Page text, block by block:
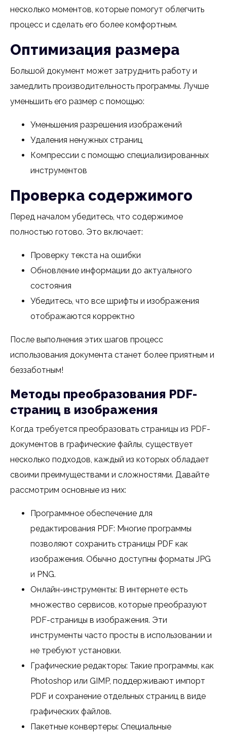
несколько моментов, которые помогут облегчить
процесс и сделать его более комфортным.
Оптимизация размера
Большой документ может затруднить работу и
замедлить производительность программы. Лучше
уменьшить его размер с помощью:
Уменьшения разрешения изображений
Удаления ненужных страниц
Компрессии с помощью специализированных
инструментов
Проверка содержимого
Перед началом убедитесь, что содержимое
полностью готово. Это включает:
Проверку текста на ошибки
Обновление информации до актуального
состояния
Убедитесь, что все шрифты и изображения
отображаются корректно
После выполнения этих шагов процесс
использования документа станет более приятным и
беззаботным!
Методы преобразования PDF-
страниц в изображения
Когда требуется преобразовать страницы из PDF-
документов в графические файлы, существует
несколько подходов, каждый из которых обладает
своими преимуществами и сложностями. Давайте
рассмотрим основные из них:
Программное обеспечение для
редактирования PDF: Многие программы
позволяют сохранить страницы PDF как
изображения. Обычно доступны форматы JPG
и PNG.
Онлайн-инструменты: В интернете есть
множество сервисов, которые преобразуют
PDF-страницы в изображения. Эти
инструменты часто просты в использовании и
не требуют установки.
Графические редакторы: Такие программы, как
Photoshop или GIMP, поддерживают импорт
PDF и сохранение отдельных страниц в виде
графических файлов.
Пакетные конвертеры: Специальные